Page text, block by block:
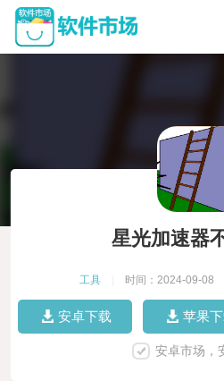
星光加速器
工具 时间：2024-09-08
安卓下载 苹果
安卓市场，